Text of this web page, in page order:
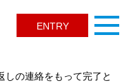
WORK
ENTRY
の連絡をもって完了と